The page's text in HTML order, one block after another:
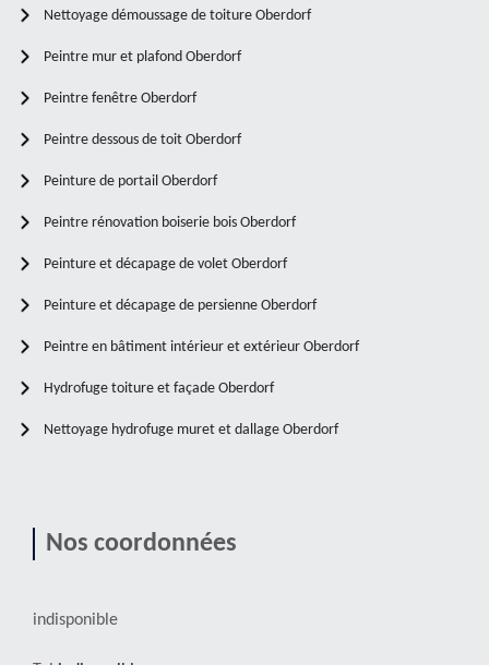
Nettoyage démoussage de toiture Oberdorf
Peintre mur et plafond Oberdorf
Peintre fenêtre Oberdorf
Peintre dessous de toit Oberdorf
Peinture de portail Oberdorf
Peintre rénovation boiserie bois Oberdorf
Peinture et décapage de volet Oberdorf
Peinture et décapage de persienne Oberdorf
Peintre en bâtiment intérieur et extérieur Oberdorf
Hydrofuge toiture et façade Oberdorf
Nettoyage hydrofuge muret et dallage Oberdorf
Nos coordonnées
indisponible